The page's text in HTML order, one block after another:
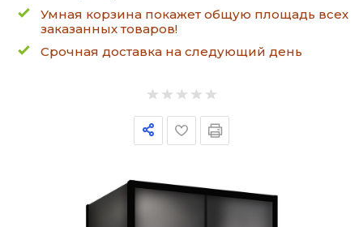
Умная корзина покажет общую площадь всех
заказанных товаров!
Срочная доставка на следующий день